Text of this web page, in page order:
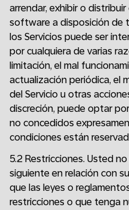
arrendar, exhibir o
software a disposición de
los Servicios puede ser
por cualquiera de varias
limitación, el mal
actualización periódica, el
del Servicio u otras
discreción, puede optar
no concedidos
condiciones están
5.2 Restricciones. Usted
siguiente en relación con
que las leyes o
restricciones o que tenga